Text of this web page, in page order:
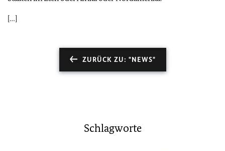
[…]
ZURÜCK ZU: "NEWS"
Schlagworte